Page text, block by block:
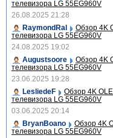
телевизора LG 55EG960V
26.08.2025 21:28
RaymondRal
Обзор 4K
телевизора LG 55EG960V
24.08.2025 19:02
Augustsoore
Обзор 4K
телевизора LG 55EG960V
23.06.2025 19:28
LesliedeF
Обзор 4K
телевизора LG 55EG960V
03.06.2025 20:14
BryanBoano
Обзор 4K
телевизора LG 55EG960V